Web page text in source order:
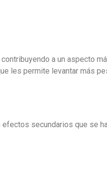
a un aspecto
les permite levantar más
secundarios que se